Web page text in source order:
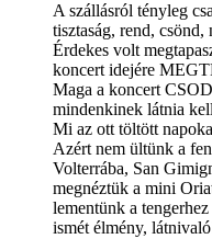
A szállásról tényleg
tisztaság, rend,
Érdekes volt
koncert idejére
Maga a koncert
mindenkinek látnia
Mi az ott töltött
Azért nem ültünk a
Volterrába, San
megnéztük a mini
lementünk a
ismét élmény,